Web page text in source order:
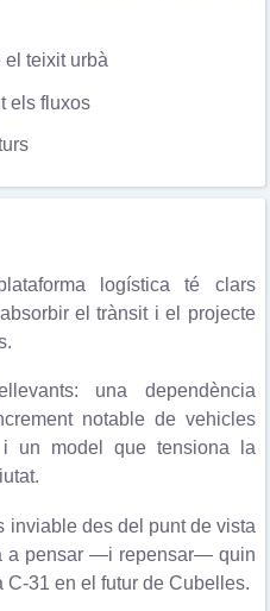
el teixit urbà
els fluxos
logística té clars
el trànsit i el projecte
una dependència
notable de vehicles
un model que tensiona la
inviable des del punt de vista
a pensar —i repensar— quin
C-31 en el futur de Cubelles.